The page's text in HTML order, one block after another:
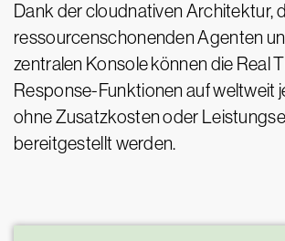
Dank der cloudnativen Architektur,
ressourcenschonenden Agenten
zentralen Konsole können die Real
Response-Funktionen auf weltweit
ohne Zusatzkosten oder
bereitgestellt werden.